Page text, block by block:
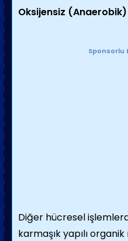
Oksijensiz
Sponsorlu
Diğer hücresel
karmaşık yapılı